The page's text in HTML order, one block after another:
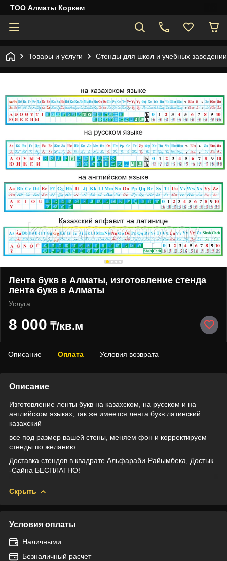
ТОО Алматы Коркем
Товары и услуги Стенды для школ и учебных
Лента букв в Алматы, изготовление стенда
лента букв в Алматы
Услуга
8 000 ₸/кв.м
Описание Оплата Условия возврата
Описание
Изготовление ленты букв на казахском, на русском и на
английском языках, так же имеется лента букв латинский
казахский
все под размер вашей стены, меняем фон и корректируем
стенды по желанию
Доставка стендов в квадрате Альфараби-Райымбека, Достык
-Сайна БЕСПЛАТНО!
Скрыть
Условия оплаты
Наличными
Безналичный расчет